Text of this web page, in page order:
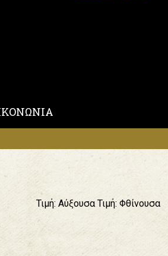
Τιμή: Αύξουσα Τιμή: Φθίνουσα